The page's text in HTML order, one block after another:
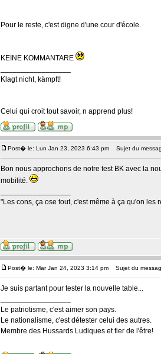
Pour le reste, c'est digne d'une cour d'école.
KEINE KOMMANTARE
Klagt nicht, kämpft!
Celui qui croit tout savoir, n apprend plus!
Post� le: Lun Jan 23, 2023 6:43 pm Sujet du
Bon nous approchons de notre test BK avec la
mobilité.
"Les cons, ça ose tout, c'est même à ça qu'on les
Post� le: Mar Jan 24, 2023 3:14 pm Sujet du
Je suis partant pour tester la nouvelle table...
Le patriotisme, c'est aimer son pays.
Le nationalisme, c'est détester celui des autres.
Membre des Hussards Ludiques et fier de l'être!